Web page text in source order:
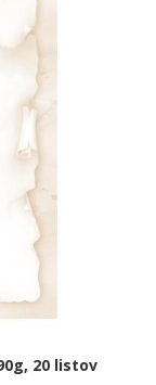
20 listov